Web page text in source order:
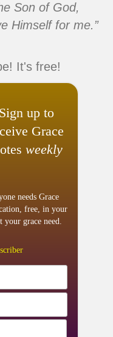
Son of God,
Himself for me.”
It's free!
Sign up to
Grace
weekly
needs Grace
free, in your
your grace need.